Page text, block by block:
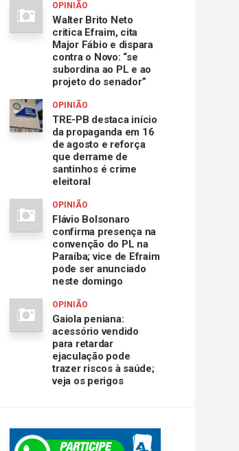
OPINIÃO
Walter Brito Neto
critica Efraim, cita
Major Fábio e dispara
contra o Novo: “se
subordina ao PL e ao
projeto do senador”
OPINIÃO
TRE-PB destaca início
da propaganda em 16
de agosto e reforça
que derrame de
santinhos é crime
eleitoral
OPINIÃO
Flávio Bolsonaro
confirma presença na
convenção do PL na
Paraíba; vice de Efraim
pode ser anunciado
neste domingo
OPINIÃO
Gaiola peniana:
acessório vendido
para retardar
ejaculação pode
trazer riscos à saúde;
veja os perigos